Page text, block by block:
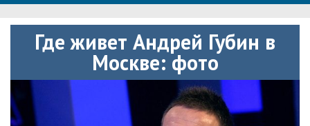
Где живет Андрей Губин в
Москве: фото